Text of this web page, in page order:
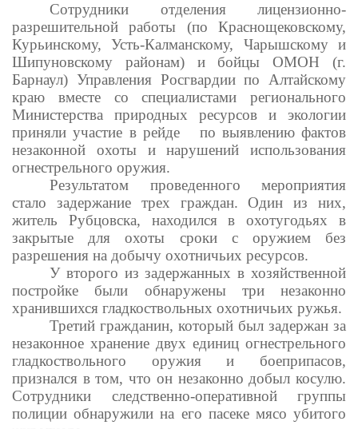
Сотрудники отделения лицензионно-
разрешительной работы (по Краснощековскому,
Курьинскому, Усть-Калманскому, Чарышскому и
Шипуновскому районам) и бойцы ОМОН (г.
Барнаул) Управления Росгвардии по Алтайскому
краю вместе со специалистами регионального
Министерства природных ресурсов и экологии
приняли участие в рейде по выявлению фактов
незаконной охоты и нарушений использования
огнестрельного оружия.
Результатом проведенного мероприятия
стало задержание трех граждан. Один из них,
житель Рубцовска, находился в охотугодьях в
закрытые для охоты сроки с оружием без
разрешения на добычу охотничьих ресурсов.
У второго из задержанных в хозяйственной
постройке были обнаружены три незаконно
хранившихся гладкоствольных охотничьих ружья.
Третий гражданин, который был задержан за
незаконное хранение двух единиц огнестрельного
гладкоствольного оружия и боеприпасов,
признался в том, что он незаконно добыл косулю.
Сотрудники следственно-оперативной группы
полиции обнаружили на его пасеке мясо убитого